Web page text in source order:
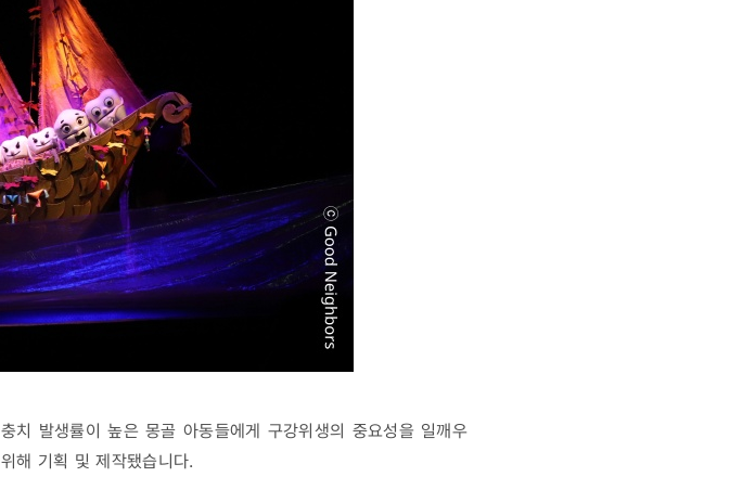
치 발생률이 높은 몽골 아동들에게 구강위생의 중요성을 일깨우
해 기획 및 제작됐습니다.